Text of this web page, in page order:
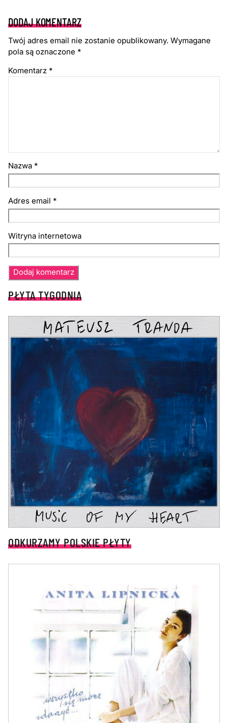
DODAJ KOMENTARZ
Twój adres email nie zostanie opublikowany. Wymagane
pola są oznaczone *
Komentarz *
Nazwa *
Adres email *
Witryna internetowa
PŁYTA TYGODNIA
ODKURZAMY POLSKIE PŁYTY